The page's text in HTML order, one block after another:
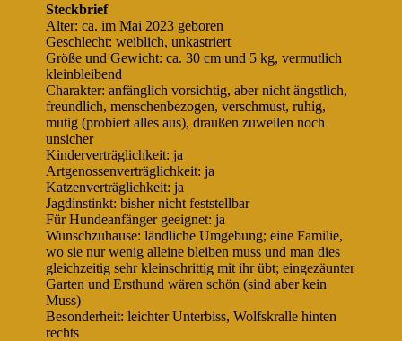
Steckbrief
Alter: ca. im Mai 2023 geboren
Geschlecht: weiblich, unkastriert
Größe und Gewicht: ca. 30 cm und 5 kg, vermutlich
kleinbleibend
Charakter: anfänglich vorsichtig, aber nicht ängstlich,
freundlich, menschenbezogen, verschmust, ruhig,
mutig (probiert alles aus), draußen zuweilen noch
unsicher
Kinderverträglichkeit: ja
Artgenossenverträglichkeit: ja
Katzenverträglichkeit: ja
Jagdinstinkt: bisher nicht feststellbar
Für Hundeanfänger geeignet: ja
Wunschzuhause: ländliche Umgebung; eine Familie,
wo sie nur wenig alleine bleiben muss und man dies
gleichzeitig sehr kleinschrittig mit ihr übt; eingezäunter
Garten und Ersthund wären schön (sind aber kein
Muss)
Besonderheit: leichter Unterbiss, Wolfskralle hinten
rechts